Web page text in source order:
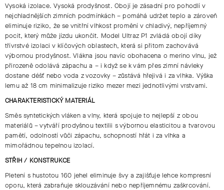
Vysoká izolace. Vysoká prodyšnost. Obojí je zásadní pro pohodlí v
nejchladnějších zimních podmínkách – pomáhá udržet teplo a zároveň
eliminuje riziko, že se vnitřní vlhkost promění v chladivý, nepříjemný
pocit, který může jízdu ukončit. Model Ultraz P1 zvládá obojí díky
třívrstvé izolaci v klíčových oblastech, která si přitom zachovává
výbornou prodyšnost. Vlákna jsou navíc obohacena o merino vlnu, jež
přirozeně odolává zápachu a – i když se k vám přes zimní návleky
dostane déšť nebo voda z vozovky – zůstává hřejivá i za vlhka. Výška
lemu až 18 cm minimalizuje riziko mezer mezi jednotlivými vrstvami.
CHARAKTERISTICKÝ MATERIÁL
Směs syntetických vláken a vlny, která spojuje to nejlepší z obou
materiálů – vytváří prodyšnou textilii s výbornou elasticitou a tvarovou
pamětí, odolností vůči zápachu, schopností hřát i za vlhka a
mimořádnou tepelnou izolací.
STŘIH / KONSTRUKCE
Pletení s hustotou 160 jehel eliminuje švy a zajišťuje lehce kompresní
oporu, která zabraňuje sklouzávání nebo nepříjemnému zaškrcování.
J
E
M
E